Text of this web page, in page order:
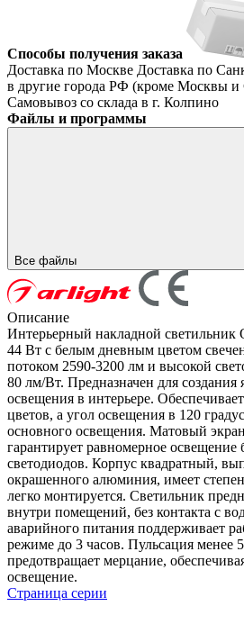
Способы получения заказа
Доставка по Москве Доставка по
в другие города РФ (кроме Москвы и
Самовывоз со склада в г. Колпино
Файлы и программы
Все файлы
Описание
Интерьерный накладной
44 Вт с белым дневным цветом
потоком 2590-3200 лм и высокой
80 лм/Вт. Предназначен для создания
освещения в интерьере.
цветов, а угол освещения в 120
основного освещения. Матовый
гарантирует равномерное освещение
светодиодов. Корпус квадратный,
окрашенного алюминия, имеет
легко монтируется. Светильник
внутри помещений, без контакта с
аварийного питания поддерживает
режиме до 3 часов. Пульсация менее
предотвращает мерцание,
освещение.
Страница серии